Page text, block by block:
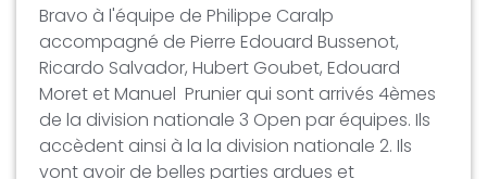
Bravo à l'équipe de Philippe Caralp
accompagné de Pierre Edouard Bussenot,
Ricardo Salvador, Hubert Goubet, Edouard
Moret et Manuel Prunier qui sont arrivés 4èmes
de la division nationale 3 Open par équipes. Ils
accèdent ainsi à la la division nationale 2. Ils
vont avoir de belles parties ardues et